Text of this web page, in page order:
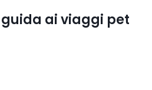
ai viaggi pet